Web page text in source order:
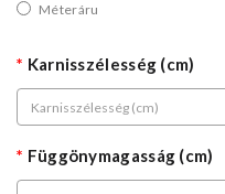
Méteráru
Karnisszélesség (cm)
Függönymagasság (cm)